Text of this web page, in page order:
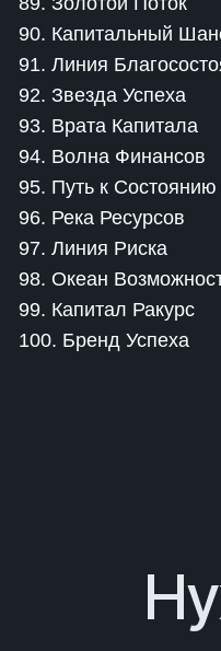
90. Капитальный
91. Линия
92. Звезда Успеха
93. Врата Капитала
94. Волна Финансов
95. Путь к Состоянию
96. Река Ресурсов
97. Линия Риска
98. Океан
99. Капитал Ракурс
100. Бренд Успеха